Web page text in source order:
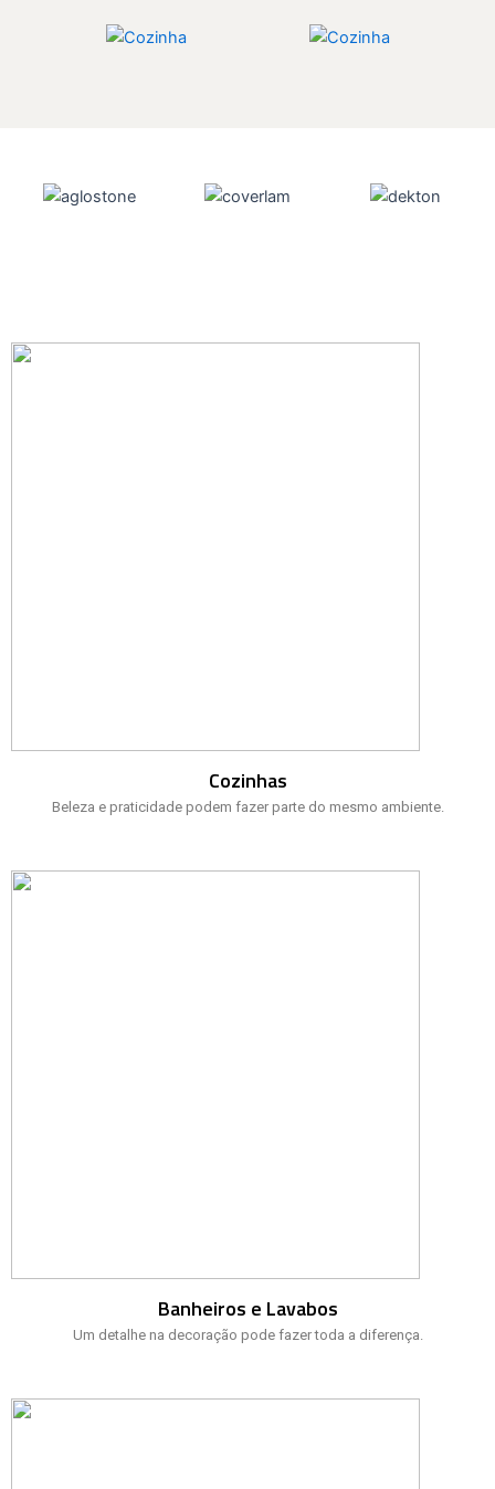
Cozinhas
Beleza e praticidade podem fazer parte do mesmo ambiente.
Banheiros e Lavabos
Um detalhe na decoração pode fazer toda a diferença.